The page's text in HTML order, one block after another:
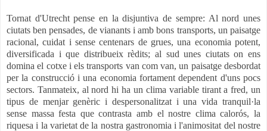
Tornat d'Utrecht pense en la disjuntiva de sempre: Al nord unes
ciutats ben pensades, de vianants i amb bons transports, un paisatge
racional, cuidat i sense centenars de grues, una economia potent,
diversificada i que distribueix rèdits; al sud unes ciutats on ens
domina el cotxe i els transports van com van, un paisatge desbordat
per la construcció i una economia fortament dependent d'uns pocs
sectors. Tanmateix, al nord hi ha un clima variable tirant a fred, un
tipus de menjar genèric i despersonalitzat i una vida tranquil·la
sense massa festa que contrasta amb el nostre clima calorós, la
riquesa i la varietat de la nostra gastronomia i l'animositat del nostre